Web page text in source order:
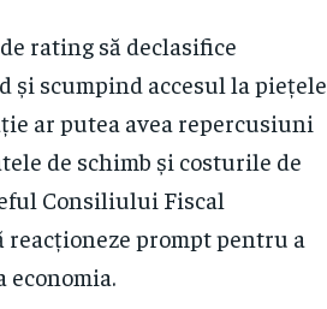
rating să declasifice
și scumpind accesul la piețele
ar putea avea repercusiuni
de schimb și costurile de
Consiliului Fiscal
prompt pentru a
economia.